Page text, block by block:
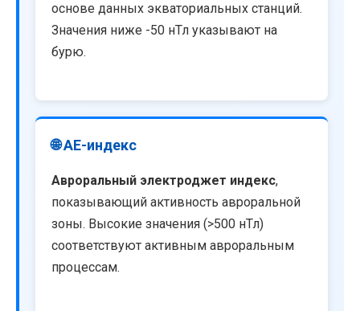
основе данных экваториальных станций.
Значения ниже -50 нТл указывают на
бурю.
🌐 AE-индекс
Авроральный электроджет индекс,
показывающий активность авроральной
зоны. Высокие значения (>500 нТл)
соответствуют активным авроральным
процессам.